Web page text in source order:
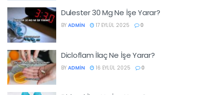
Dulester 30 Mg Ne İşe Yarar?
BY ADMIN 17 EYLÜL 2025 0
Dicloflam İlaç Ne İşe Yarar?
BY ADMIN 16 EYLÜL 2025 0